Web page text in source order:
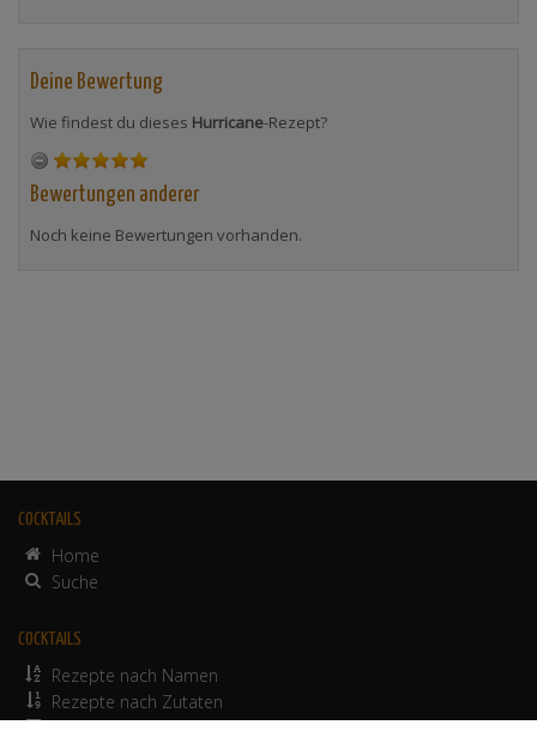
Deine Bewertung
Wie findest du dieses Hurricane-Rezept?
Bewertungen anderer
Noch keine Bewertungen vorhanden.
COCKTAILS
Home
Suche
COCKTAILS
Rezepte nach Namen
Rezepte nach Zutaten
alkoholfreie Rezepte